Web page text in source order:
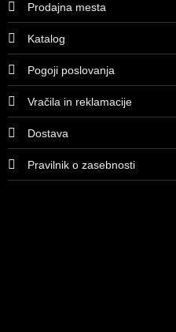
Prodajna mesta
Katalog
Pogoji poslovanja
Vračila in reklamacije
Dostava
Pravilnik o zasebnosti